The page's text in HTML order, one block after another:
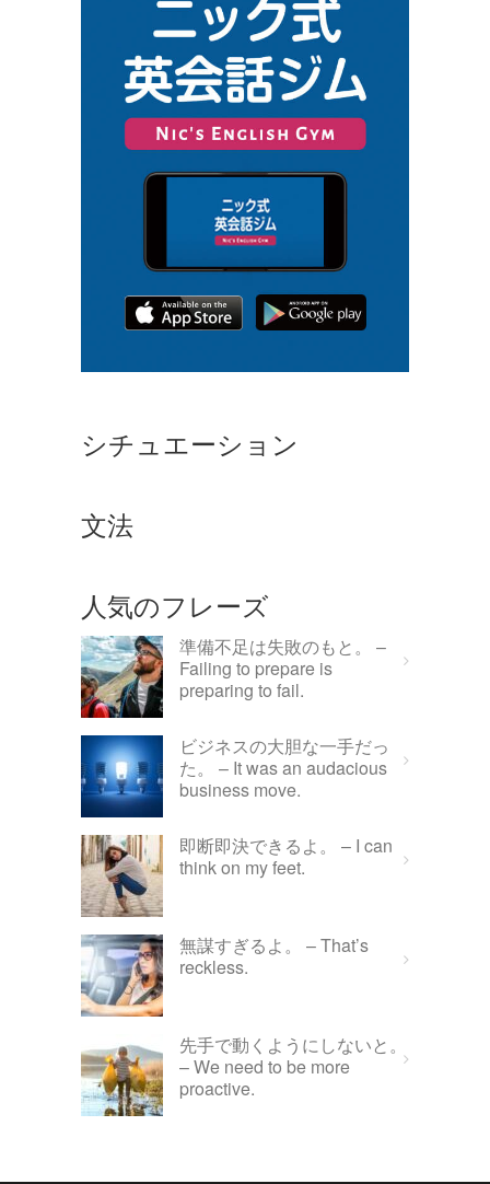
シチュエーション
文法
人気のフレーズ
準備不足は失敗のもと。 –
Failing to prepare is
preparing to fail.
ビジネスの大胆な一手だっ
た。 – It was an audacious
business move.
即断即決できるよ。 – I can
think on my feet.
無謀すぎるよ。 – That’s
reckless.
先手で動くようにしないと。
– We need to be more
proactive.